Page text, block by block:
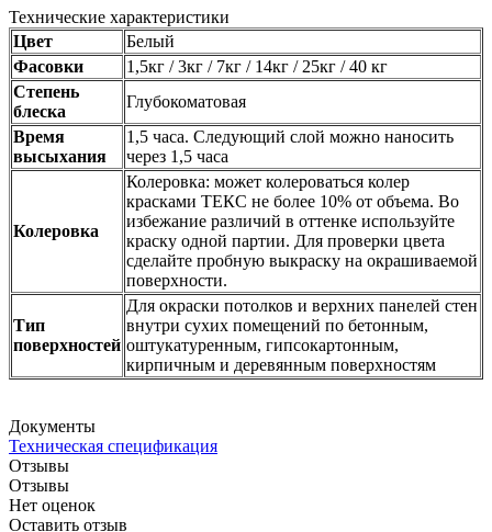
Технические характеристики
Цвет
Белый
Фасовки
1,5кг / 3кг / 7кг / 14кг / 25кг / 40 кг
Степень
блеска
Глубокоматовая
Время
высыхания
1,5 часа. Следующий слой можно наносить
через 1,5 часа
Колеровка
Колеровка: может колероваться колер
красками ТЕКС не более 10% от объема. Во
избежание различий в оттенке используйте
краску одной партии. Для проверки цвета
сделайте пробную выкраску на окрашиваемой
поверхности.
Тип
поверхностей
Для окраски потолков и верхних панелей стен
внутри сухих помещений по бетонным,
оштукатуренным, гипсокартонным,
кирпичным и деревянным поверхностям
Документы
Техническая спецификация
Отзывы
Отзывы
Нет оценок
Оставить отзыв